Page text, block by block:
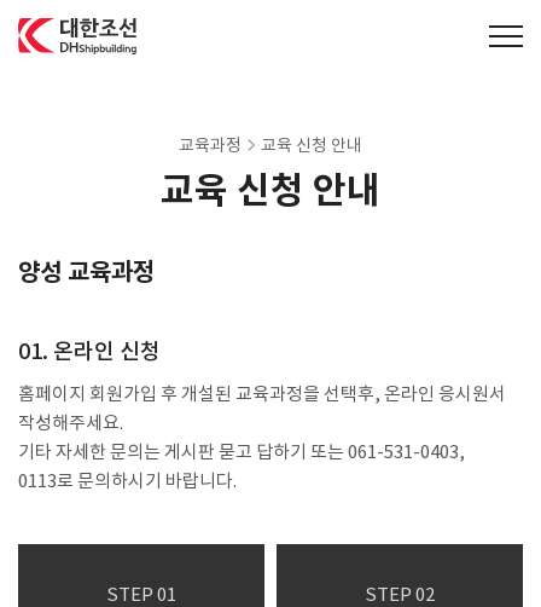
교육과정 교육 신청 안내
교육 신청 안내
양성 교육과정
01. 온라인 신청
홈페이지 회원가입 후 개설된 교육과정을 선택후, 온라인 응시원서
작성해주세요.
기타 자세한 문의는 게시판 묻고 답하기 또는 061-531-0403,
0113로 문의하시기 바랍니다.
STEP 01
STEP 02